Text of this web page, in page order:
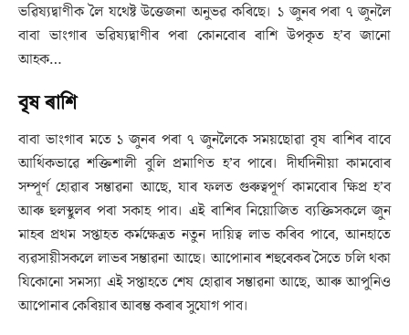
ভৱিষ্যদ্বাণীক লৈ যথেষ্ট উত্তেজনা অনুভৱ কৰিছে। ১ জুনৰ পৰা ৭ জুনলৈ
বাবা ভাংগাৰ ভৱিষ্যদ্বাণীৰ পৰা কোনবোৰ ৰাশি উপকৃত হ’ব জানো
আহক…
বৃষ ৰাশি
বাবা ভাংগাৰ মতে ১ জুনৰ পৰা ৭ জুনলৈকে সময়ছোৱা বৃষ ৰাশিৰ বাবে
আৰ্থিকভাৱে শক্তিশালী বুলি প্ৰমাণিত হ’ব পাৰে। দীৰ্ঘদিনীয়া কামবোৰ
সম্পূৰ্ণ হোৱাৰ সম্ভাৱনা আছে, যাৰ ফলত গুৰুত্বপূৰ্ণ কামবোৰ ক্ষিপ্ৰ হ’ব
আৰু হুলস্থুলৰ পৰা সকাহ পাব। এই ৰাশিৰ নিয়োজিত ব্যক্তিসকলে জুন
মাহৰ প্ৰথম সপ্তাহত কৰ্মক্ষেত্ৰত নতুন দায়িত্ব লাভ কৰিব পাৰে, আনহাতে
ব্যৱসায়ীসকলে লাভৰ সম্ভাৱনা আছে। আপোনাৰ শহুৰেকৰ সৈতে চলি থকা
যিকোনো সমস্যা এই সপ্তাহতে শেষ হোৱাৰ সম্ভাৱনা আছে, আৰু আপুনিও
আপোনাৰ কেৰিয়াৰ আৰম্ভ কৰাৰ সুযোগ পাব।